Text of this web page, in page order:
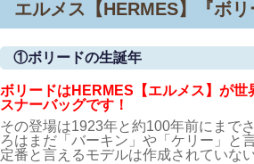
エルメス【HERMES】『ボ
①ボリードの生誕年
ボリードはHERMES【エルメス】が世
スナーバッグです！
その登場は1923年と約100年前にまで
ろはまだ「バーキン」や「ケリー」と
定番と言えるモデルは作成されていな